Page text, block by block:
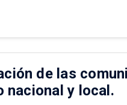
de las
nacional y local.